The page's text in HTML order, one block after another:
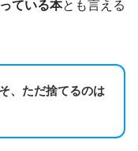
ている本とも言える
、ただ捨てるのは